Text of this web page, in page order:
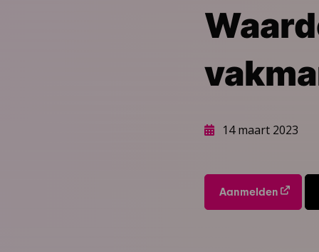
14 maart 2023
Aanmelden